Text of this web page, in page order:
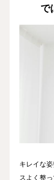
で
キレイな
スよく整